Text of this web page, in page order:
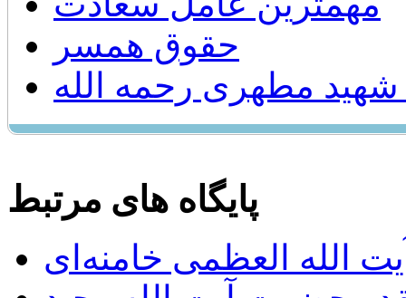
حقوق همسر
مطهری رحمه الله
پایگاه های مرتبط
الله العظمی خامنه‌ای